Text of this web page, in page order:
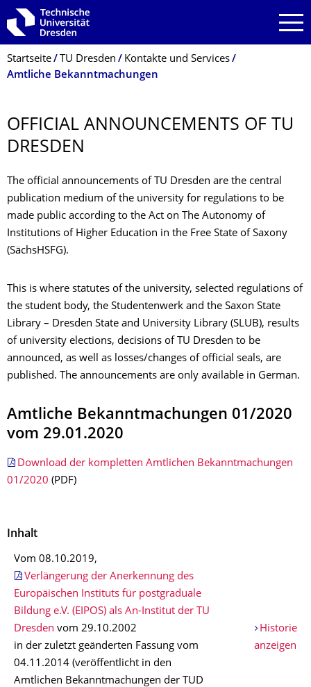
Zur Hauptnavigation springen
Zur Suche springen
Zum Inhalt springen
Breadcrumb-Menü
Startseite TU Dresden
Kontakte und Services
Amtliche Bekanntmachungen
OFFICIAL ANNOUNCEMENTS OF TU
DRESDEN
The official announcements of TU Dresden are the central
publication medium of the university for regulations to be
made public according to the Act on The Autonomy of
Institutions of Higher Education in the Free State of Saxony
(SächsHSFG).
This is where statutes of the university, selected regulations of
the student body, the Studentenwerk and the Saxon State
Library – Dresden State and University Library (SLUB), results
of university elections, decisions of TU Dresden to be
announced, as well as losses/changes of official seals, are
published. The announcements are only available in German.
Amtliche Bekanntmachungen 01/2020
vom 29.01.2020
Download der kompletten Amtlichen Bekanntmachungen
01/2020 (PDF)
Inhalt
Vom 08.10.2019,
Verlängerung der Anerkennung des
Europäischen Instituts für postgraduale
Bildung e.V. (EIPOS) als An-Institut der TU
Dresden vom 29.10.2002
in der zuletzt geänderten Fassung vom
04.11.2014 (veröffentlicht in den
Amtlichen Bekanntmachungen der TUD
Historie
anzeigen